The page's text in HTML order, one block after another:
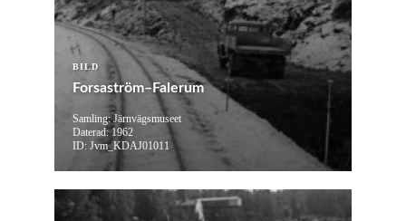
BILD
Forsaström–Falerum
Samling: Järnvägsmuseet
Daterad: 1962
ID: Jvm_KDAJ01011